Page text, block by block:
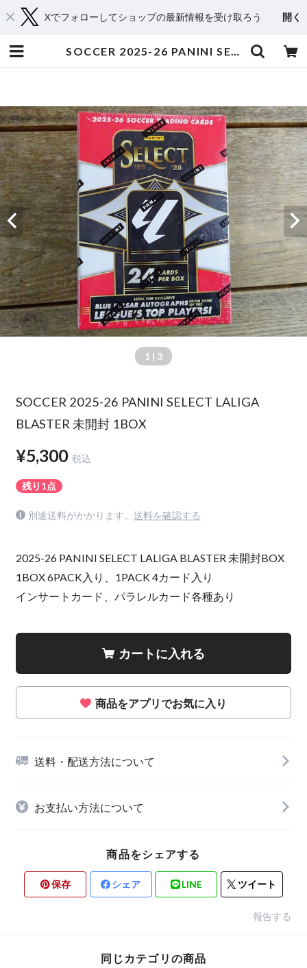
Xでフォローしてショップの最新情報を受け取ろう 開く
SOCCER 2025-26 PANINI SELECT LALIGA BLASTER 未開封 1BOX | スポーツカードミントC&K本厚木店－オンラインショップ
1 | 3
SOCCER 2025-26 PANINI SELECT LALIGA
BLASTER 未開封 1BOX
¥5,300 税込
残り1点
別途送料がかかります。 送料を確認する
2025-26 PANINI SELECT LALIGA BLASTER 未開封BOX
1BOX 6PACK入り、1PACK 4カード入り
インサートカード、パラレルカード各種あり
カートに入れる
商品をアプリでお気に入り
送料・配送方法について
お支払い方法について
商品をシェアする
保存 シェア LINE ツイート
報告する
同じカテゴリの商品